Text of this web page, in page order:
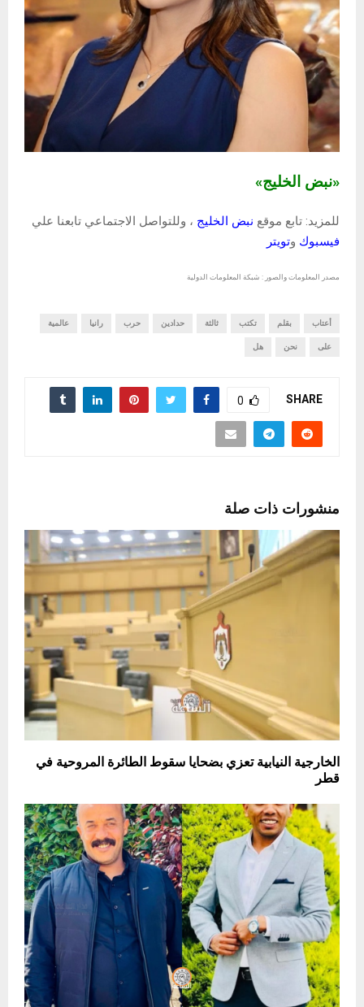
«نبض الخليج»
للمزيد: تابع موقع نبض الخليج ، وللتواصل الاجتماعي تابعنا علي
فيسبوك وتويتر
مصدر المعلومات والصور : شبكة المعلومات الدولية
أعتاب بقلم تكتب ثالثة حدادين حرب رانيا عالمية
على نحن هل
SHARE
0
منشورات ذات صلة
الخارجية النيابية تعزي بضحايا سقوط الطائرة المروحية في
قطر